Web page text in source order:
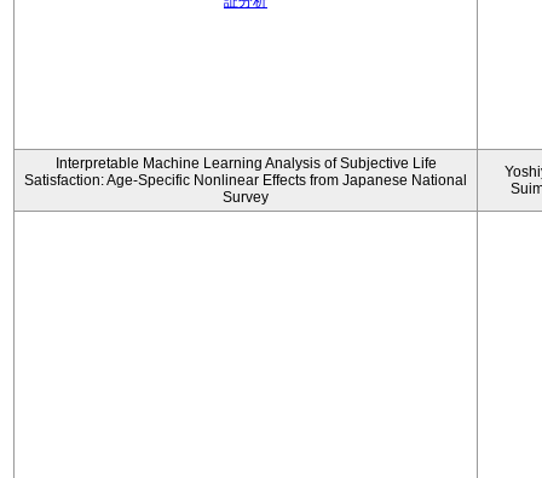
Interpretable Machine Learning Analysis of Subjective Life
Satisfaction: Age-Specific Nonlinear Effects from Japanese National
Survey